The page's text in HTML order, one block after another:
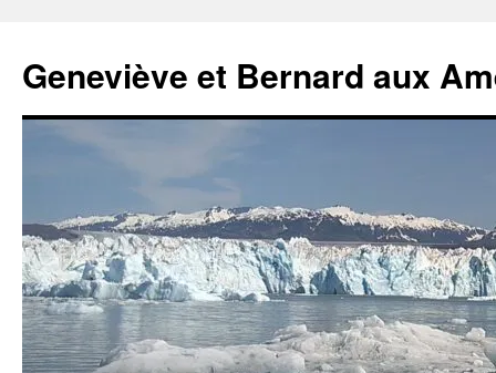
Geneviève et Bernard aux